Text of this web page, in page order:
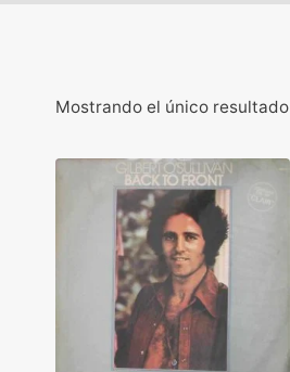
Mostrando el único resultado